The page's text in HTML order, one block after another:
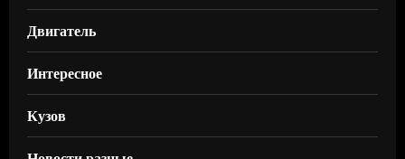
Двигатель
Интересное
Кузов